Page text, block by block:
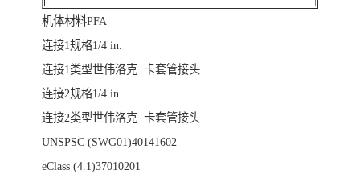
机体材料PFA
连接1规格1/4 in.
连接1类型世伟洛克 卡套管接头
连接2规格1/4 in.
连接2类型世伟洛克 卡套管接头
UNSPSC (SWG01)40141602
eClass (4.1)37010201